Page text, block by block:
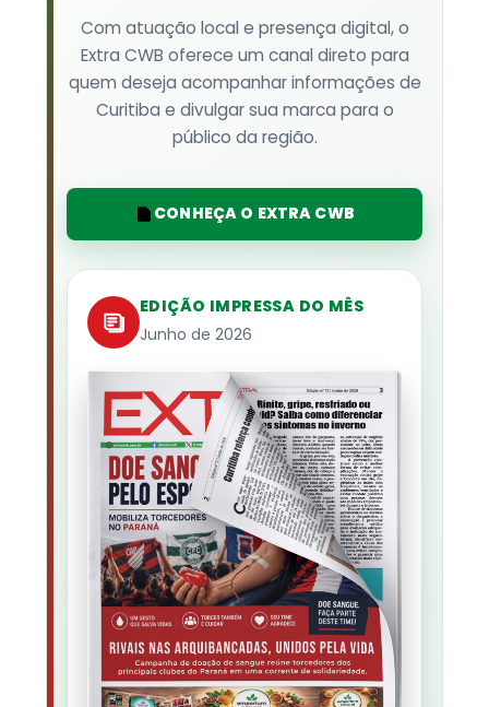
Com atuação local e presença digital, o
Extra CWB oferece um canal direto para
quem deseja acompanhar informações de
Curitiba e divulgar sua marca para o
público da região.
CONHEÇA O EXTRA CWB
EDIÇÃO IMPRESSA DO MÊS
Junho de 2026